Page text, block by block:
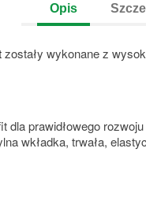
Opis
zostały wykonane z
prawidłowego
wkładka, trwała,